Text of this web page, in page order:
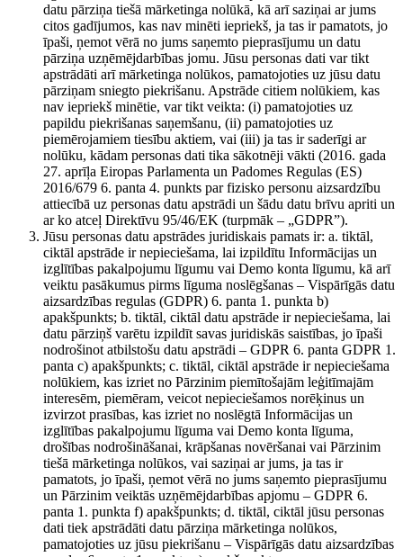
datu pārziņa tiešā mārketinga nolūkā, kā arī saziņai ar jums
citos gadījumos, kas nav minēti iepriekš, ja tas ir pamatots, jo
īpaši, ņemot vērā no jums saņemto pieprasījumu un datu
pārziņa uzņēmējdarbības jomu. Jūsu personas dati var tikt
apstrādāti arī mārketinga nolūkos, pamatojoties uz jūsu datu
pārziņam sniegto piekrišanu. Apstrāde citiem nolūkiem, kas
nav iepriekš minētie, var tikt veikta: (i) pamatojoties uz
papildu piekrišanas saņemšanu, (ii) pamatojoties uz
piemērojamiem tiesību aktiem, vai (iii) ja tas ir saderīgi ar
nolūku, kādam personas dati tika sākotnēji vākti (2016. gada
27. aprīļa Eiropas Parlamenta un Padomes Regulas (ES)
2016/679 6. panta 4. punkts par fizisko personu aizsardzību
attiecībā uz personas datu apstrādi un šādu datu brīvu apriti un
ar ko atceļ Direktīvu 95/46/EK (turpmāk – „GDPR”).
Jūsu personas datu apstrādes juridiskais pamats ir: a. tiktāl,
ciktāl apstrāde ir nepieciešama, lai izpildītu Informācijas un
izglītības pakalpojumu līgumu vai Demo konta līgumu, kā arī
veiktu pasākumus pirms līguma noslēgšanas – Vispārīgās datu
aizsardzības regulas (GDPR) 6. panta 1. punkta b)
apakšpunkts; b. tiktāl, ciktāl datu apstrāde ir nepieciešama, lai
datu pārziņš varētu izpildīt savas juridiskās saistības, jo īpaši
nodrošinot atbilstošu datu apstrādi – GDPR 6. panta GDPR 1.
panta c) apakšpunkts; c. tiktāl, ciktāl apstrāde ir nepieciešama
nolūkiem, kas izriet no Pārzinim piemītošajām leģitīmajām
interesēm, piemēram, veicot nepieciešamos norēķinus un
izvirzot prasības, kas izriet no noslēgtā Informācijas un
izglītības pakalpojumu līguma vai Demo konta līguma,
drošības nodrošināšanai, krāpšanas novēršanai vai Pārzinim
tiešā mārketinga nolūkos, vai saziņai ar jums, ja tas ir
pamatots, jo īpaši, ņemot vērā no jums saņemto pieprasījumu
un Pārzinim veiktās uzņēmējdarbības apjomu – GDPR 6.
panta 1. punkta f) apakšpunkts; d. tiktāl, ciktāl jūsu personas
dati tiek apstrādāti datu pārziņa mārketinga nolūkos,
pamatojoties uz jūsu piekrišanu – Vispārīgās datu aizsardzības